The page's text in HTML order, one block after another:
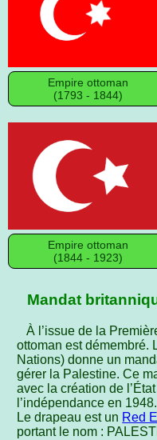
Empire ottoman
(1793 - 1844)
Empire ottoman
(1844 - 1923)
Mandat
À l’issue de la
ottoman est démembré.
Nations) donne un
gérer la Palestine. Ce
avec la création de
l’indépendance en 1948.
Le drapeau est un Red
portant le nom :